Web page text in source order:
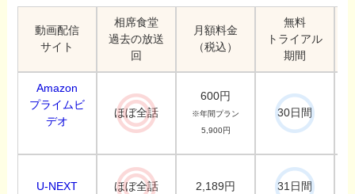
動画配信
サイト
相席食堂
過去の放送
回
月額料金
（税込）
無料
トライアル
期間
Amazon
プライムビ
デオ
ほぼ全話
600円
※年間プラン
5,900円
30日間
U-NEXT ほぼ全話 2,189円 31日間